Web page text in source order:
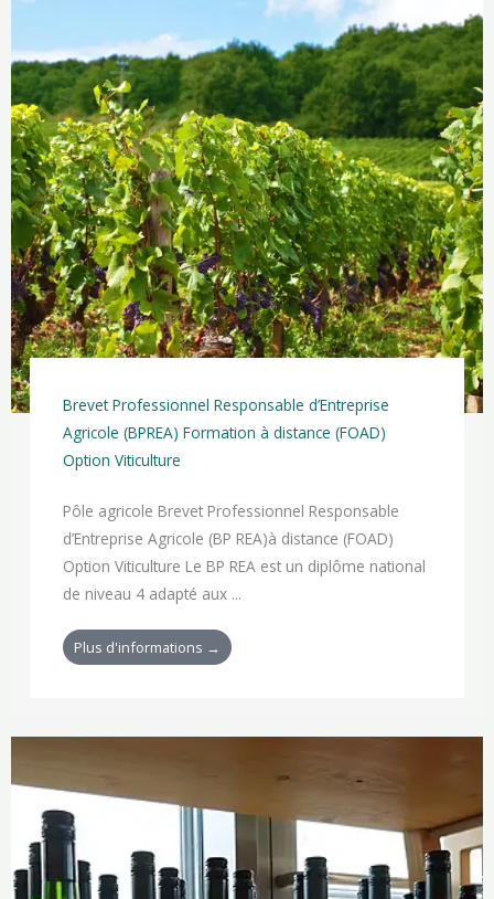
Brevet Professionnel Responsable d’Entreprise
Agricole (BPREA) Formation à distance (FOAD)
Option Viticulture
Pôle agricole Brevet Professionnel Responsable
d’Entreprise Agricole (BP REA)à distance (FOAD)
Option Viticulture Le BP REA est un diplôme national
de niveau 4 adapté aux ...
Plus d'informations →